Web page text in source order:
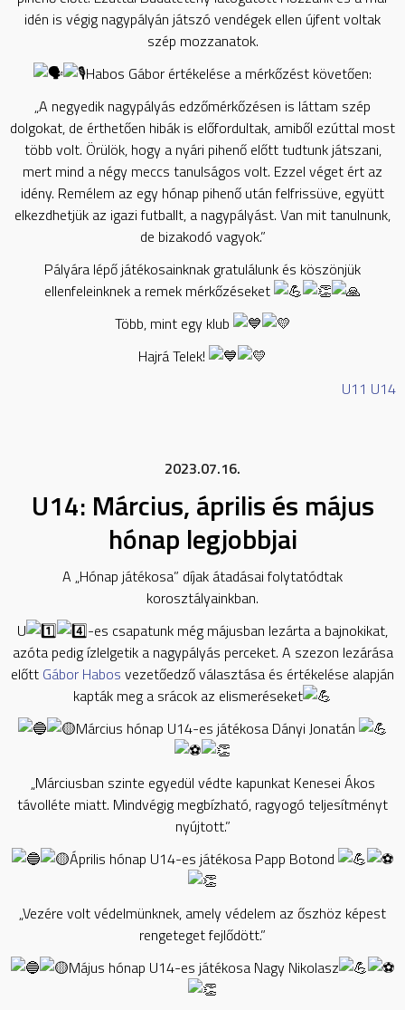
idén is végig nagypályán játszó vendégek ellen újfent voltak
szép mozzanatok.
Habos Gábor értékelése a mérkőzést követően:
„A negyedik nagypályás edzőmérkőzésen is láttam szép
dolgokat, de érthetően hibák is előfordultak, amiből ezúttal most
több volt. Örülök, hogy a nyári pihenő előtt tudtunk játszani,
mert mind a négy meccs tanulságos volt. Ezzel véget ért az
idény. Remélem az egy hónap pihenő után felfrissüve, együtt
elkezdhetjük az igazi futballt, a nagypályást. Van mit tanulnunk,
de bizakodó vagyok.”
Pályára lépő játékosainknak gratulálunk és köszönjük
ellenfeleinknek a remek mérkőzéseket
Több, mint egy klub
Hajrá Telek!
U11 U14
2023.07.16.
U14: Március, április és május
hónap legjobbjai
A „Hónap játékosa” díjak átadásai folytatódtak
korosztályainkban.
U
-es csapatunk még májusban lezárta a bajnokikat,
azóta pedig ízlelgetik a nagypályás perceket. A szezon lezárása
előtt Gábor Habos vezetőedző választása és értékelése alapján
kapták meg a srácok az elismeréseket
Március hónap U14-es játékosa Dányi Jonatán
„Márciusban szinte egyedül védte kapunkat Kenesei Ákos
távolléte miatt. Mindvégig megbízható, ragyogó teljesítményt
nyújtott.”
Április hónap U14-es játékosa Papp Botond
„Vezére volt védelmünknek, amely védelem az őszhöz képest
rengeteget fejlődött.”
Május hónap U14-es játékosa Nagy Nikolasz